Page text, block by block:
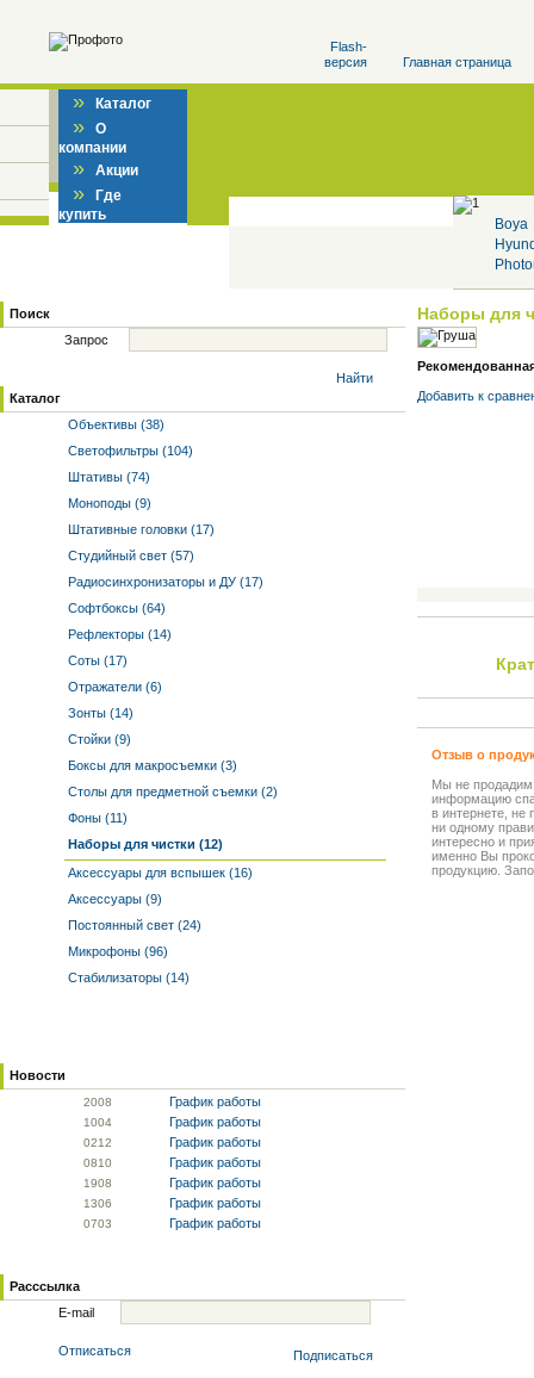
Flash-
версия
Главная страница
» Каталог
» О
компании
» Акции
» Где
купить
Boya
Поиск
Запрос
Найти
Каталог
Объективы (38)
Светофильтры (104)
Штативы (74)
Моноподы (9)
Штативные головки (17)
Студийный свет (57)
Радиосинхронизаторы и ДУ (17)
Софтбоксы (64)
Рефлекторы (14)
Соты (17)
Отражатели (6)
Зонты (14)
Стойки (9)
Боксы для макросъемки (3)
Столы для предметной съемки (2)
Фоны (11)
Наборы для чистки (12)
Аксессуары для вспышек (16)
Аксессуары (9)
Постоянный свет (24)
Микрофоны (96)
Стабилизаторы (14)
Новости
2008 График работы
1004 График работы
0212 График работы
0810 График работы
1908 График работы
1306 График работы
0703 График работы
Расссылка
E-mail
Отписаться Подписаться
Наборы для
Добавить к
Отзыв о
Мы не
информацию
в интернете, не
ни одному
интересно и
именно Вы
продукцию.